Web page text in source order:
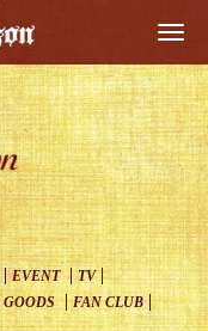
EVENT
TV
GOODS FAN CLUB